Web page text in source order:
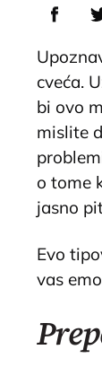
cveća.
bi ovo
mislite
o tome
jasno
Evo
vas